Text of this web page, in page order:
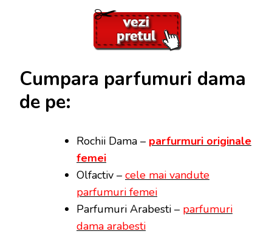
Cumpara parfumuri dama
de pe:
Rochii Dama – parfurmuri originale
femei
Olfactiv – cele mai vandute
parfumuri femei
Parfumuri Arabesti – parfumuri
dama arabesti